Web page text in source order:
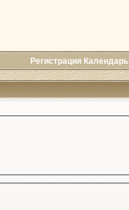
Регистрация Календарь